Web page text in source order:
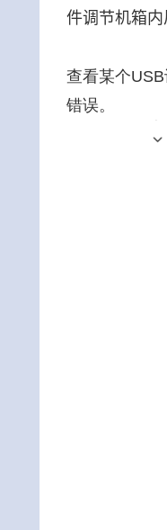
件调节机箱内
查看某个
错误。